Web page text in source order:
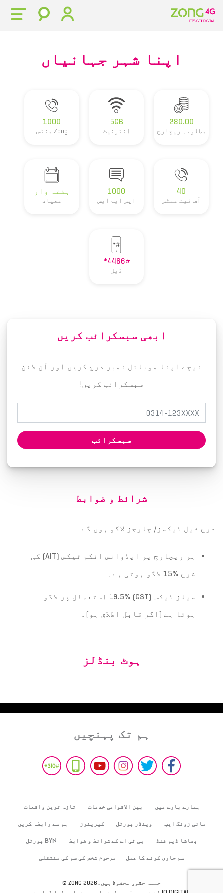
اپنا شہر جہانیاں
280.00
مطلوبہ ریچارج
5GB
انٹرنیٹ
1000
Zong منٹس
40
آف نیٹ منٹس
1000
ایس ایم ایس
ہفتہ وار
معیاد
*4466#
ڈیل
ابھی سبسکرائب کریں
نیچے اپنا موبائل نمبر درج کریں اور آن لائن
سبسکرائب کریں!
سبسکرائب
شرائط و ضوابط
درج ذیل ٹیکسز/ چارجز لاگو ہوں گے
ہر ریچارج پر ایڈوانس انکم ٹیکس (AIT)
کی
شرح %15 لاگو ہوتی ہے۔
سیلز ٹیکس (GST)
19.5% استعمال پر لاگو
ہوتا ہے (اگر قابل اطلاق ہو)۔
ہوٹ بنڈلز
ہم تک پہنچیں
ہمارے بارے میں بین الاقوامی خدمات تازہ ترین واقعات
مائی زونگ ایپ وینڈر پورٹل کیریئرز ہم سے رابطہ کریں
بھاشا ڈیم فنڈ پی ٹی اے کے شرائط و ضوابط BYN پورٹل
سم جاری کرنے کا عمل مرحوم شخص کی سم کی منتقلی
© ZONG 2026جملہ حقوق محفوظ ہیں۔